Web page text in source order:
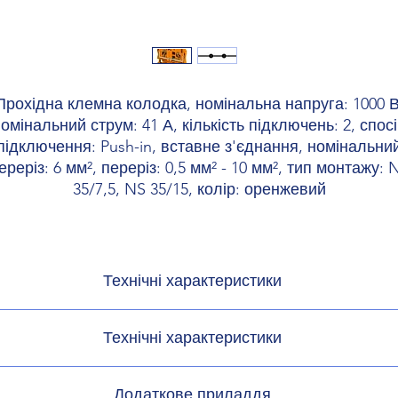
клемна колодка, номінальна напруга: 1000
струм: 41 А, кількість підключень: 2,
Push-in, вставне з'єднання,
6 мм², переріз: 0,5 мм² - 10 мм², тип монтажу:
35/7,5, NS 35/15, колір: оренжевий
Технічні характеристики
Технічні характеристики